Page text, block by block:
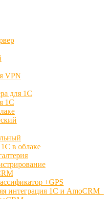
VPN
для 1С
1С
в облаке
+GPS
интеграция 1С и AmoCRM